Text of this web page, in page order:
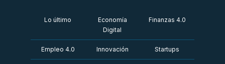
Lo último
Economía
Digital
Finanzas 4.0
Empleo 4.0 Innovación Startups